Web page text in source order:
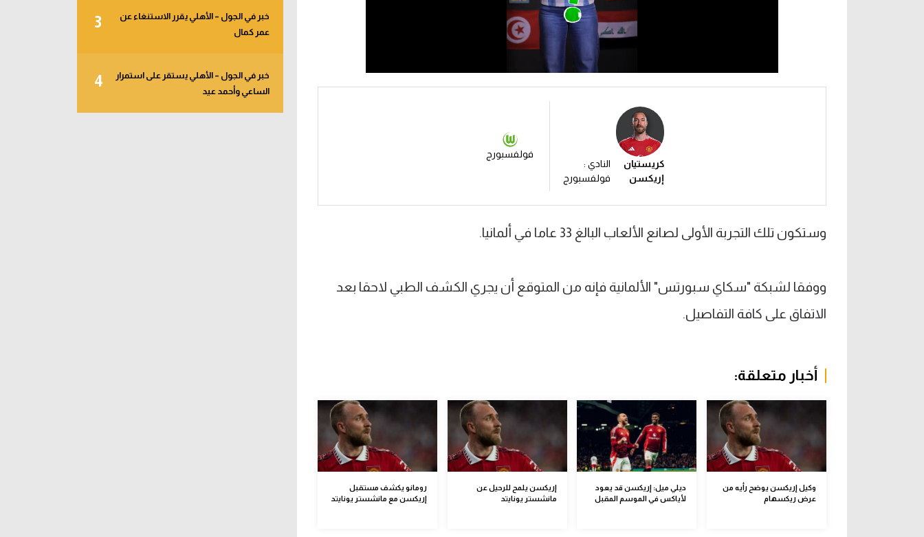
كريستيان
إريكسن
النادي :
فولفسبورج
فولفسبورج
وستكون تلك التجربة الأولى لصانع الألعاب البالغ 33 عاما في ألمانيا.
ووفقا لشبكة "سكاي سبورتس" الألمانية فإنه من المتوقع أن يجري الكشف الطبي لاحقا بعد
الاتفاق على كافة التفاصيل.
أخبار متعلقة:
وكيل إريكسن يوضح رأيه من
عرض ريكسهام
ديلي ميل: إريكسن قد يعود
لأياكس في الموسم المقبل
إريكسن يلمح للرحيل عن
مانشستر يونايتد
رومانو يكشف مستقبل
إريكسن مع مانشستر يونايتد
3
خبر في الجول – الأهلي يقرر الاستنغاء عن
عمر كمال
4
خبر في الجول – الأهلي يستقر على استمرار
الساعي وأحمد عيد